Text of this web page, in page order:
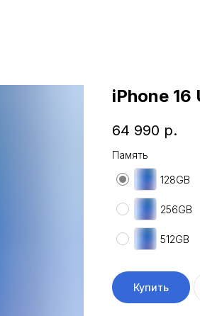
iPhone 16
64 990 р.
Память
128GB
256GB
512GB
Купить